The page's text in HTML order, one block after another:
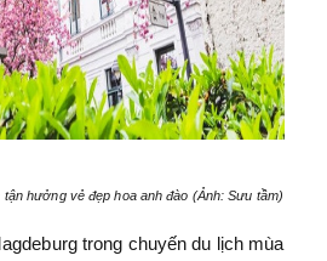
hưởng vẻ đẹp hoa anh đào (Ảnh: Sưu tầm)
trong chuyến du lịch mùa